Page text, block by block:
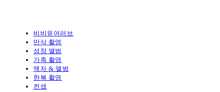
비비유어러브
만삭 촬영
성장 앨범
가족 촬영
액자 & 앨범
한복 촬영
컨셉